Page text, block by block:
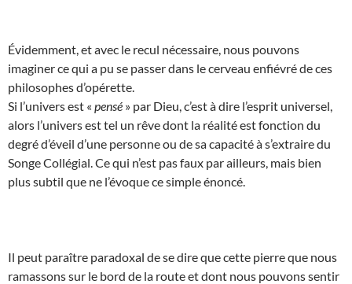
Évidemment, et avec le recul nécessaire, nous pouvons
imaginer ce qui a pu se passer dans le cerveau enfiévré de ces
philosophes d’opérette.
Si l’univers est « pensé » par Dieu, c’est à dire l’esprit universel,
alors l’univers est tel un rêve dont la réalité est fonction du
degré d’éveil d’une personne ou de sa capacité à s’extraire du
Songe Collégial. Ce qui n’est pas faux par ailleurs, mais bien
plus subtil que ne l’évoque ce simple énoncé.
Il peut paraître paradoxal de se dire que cette pierre que nous
ramassons sur le bord de la route et dont nous pouvons sentir